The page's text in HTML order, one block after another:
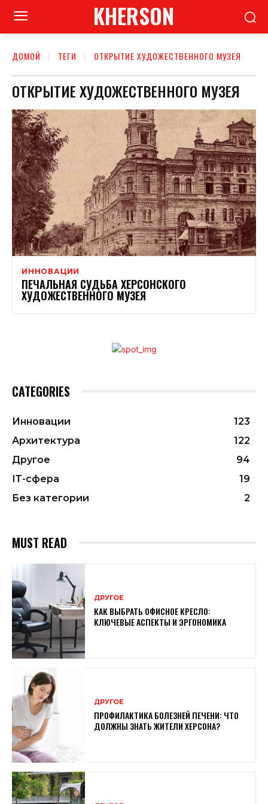
KHERSON
ДОМОЙ ТЕГИ ОТКРЫТИЕ ХУДОЖЕСТВЕННОГО МУЗЕЯ
ОТКРЫТИЕ ХУДОЖЕСТВЕННОГО МУЗЕЯ
ИННОВАЦИИ
ПЕЧАЛЬНАЯ СУДЬБА ХЕРСОНСКОГО
ХУДОЖЕСТВЕННОГО МУЗЕЯ
CATEGORIES
Инновации
123
Архитектура
122
Другое
94
ІТ-сфера
19
Без категории
2
MUST READ
ДРУГОЕ
КАК ВЫБРАТЬ ОФИСНОЕ КРЕСЛО:
КЛЮЧЕВЫЕ АСПЕКТЫ И ЭРГОНОМИКА
ДРУГОЕ
ПРОФИЛАКТИКА БОЛЕЗНЕЙ ПЕЧЕНИ: ЧТО
ДОЛЖНЫ ЗНАТЬ ЖИТЕЛИ ХЕРСОНА?